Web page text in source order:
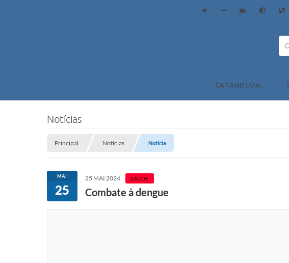
CATANDUVA
Notícias
Principal Notícias Notícia
MAI
25
25 MAI 2024 SAÚDE
Combate à dengue